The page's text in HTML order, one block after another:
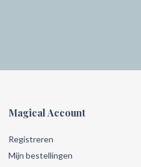
Magical Account
Registreren
Mijn bestellingen